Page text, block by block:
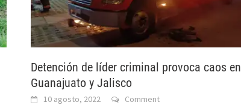
Detención de líder criminal provoca caos en
Guanajuato y Jalisco
10 agosto, 2022 Comment